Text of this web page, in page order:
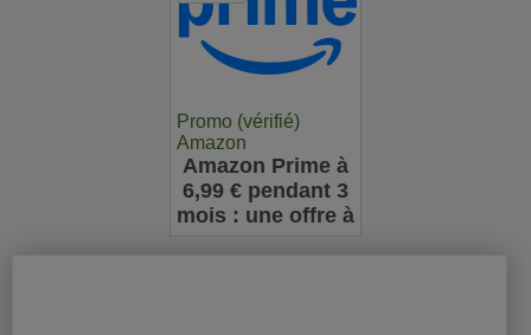
Promo (vérifié)
Amazon
Amazon Prime à
6,99 € pendant 3
mois : une offre à